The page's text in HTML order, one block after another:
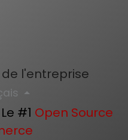
l'entreprise
#1 Open Source